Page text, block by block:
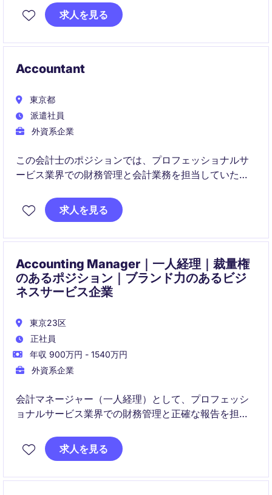
国内で専門性を高めながら、将来的には海外拠点での
求人を見る
Accountant
東京都
派遣社員
外資系企業
この会計士のポジションでは、プロフェッショナルサ
ービス業界での財務管理と会計業務を担当していただ
計プロセスの効率化に貢献していただける方を募集し
ています。
求人を見る
Accounting Manager｜一人経理｜裁量権
のあるポジション｜ブランド力のあるビジ
ネスサービス企業
東京23区
正社員
年収 900万円 - 1540万円
外資系企業
会計マネージャー（一人経理）として、プロフェッシ
ョナルサービス業界での財務管理と正確な報告を担当
務目標の達成に貢献する重要な役割を担っていただき
ます。海外レポーティング業務も担当していただく予
求人を見る